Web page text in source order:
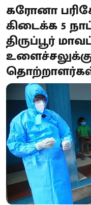
கரோனா
கிடைக்க 5
திருப்பூர்